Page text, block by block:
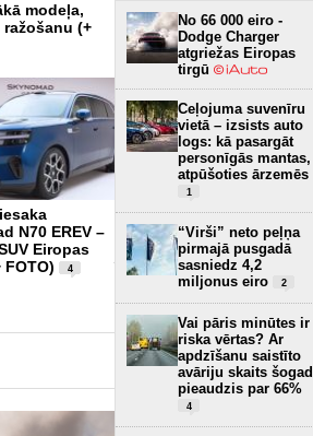
modeļa,
(+
N70 EREV –
Eiropas
4
250 tonnas virs galvas -
Zinātnes sala un Baltijā
planetārijs (+ FOTO)
Pirmajam super sporta
auto pasaulē 60 gadi –
Lamborghini piesaka
īpašo versiju 99
vienībās (+ FOTO)
3
No 66 000 eiro -
Dodge Charger
atgriežas Eiropas
tirgū
Ceļojuma suvenīru
vietā – izsists auto
logs: kā pasargāt
personīgās mantas,
atpūšoties ārzemēs
1
“Virši” neto peļņa
pirmajā pusgadā
sasniedz 4,2
miljonus eiro
2
Vai pāris minūtes ir
riska vērtas? Ar
apdzīšanu saistīto
avāriju skaits šogad
pieaudzis par 66%
4